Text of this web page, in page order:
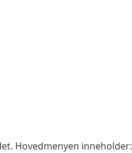
Hovedmenyen inneholder: